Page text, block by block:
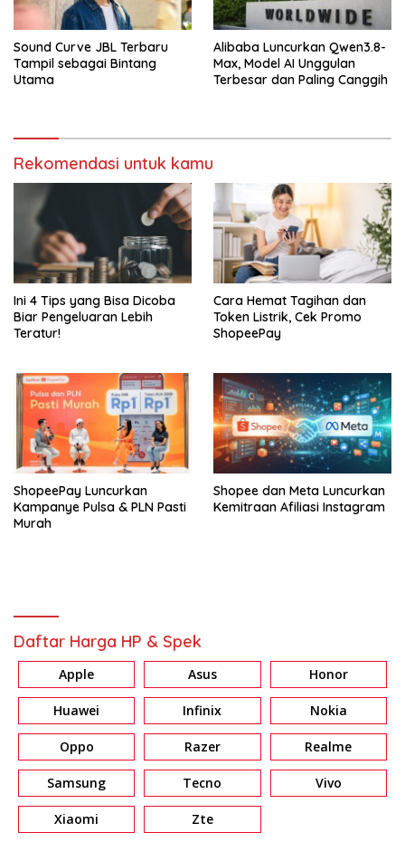
Sound Curve JBL Terbaru
Tampil sebagai Bintang
Utama
Alibaba Luncurkan Qwen3.8-
Max, Model AI Unggulan
Terbesar dan Paling Canggih
Rekomendasi untuk kamu
Ini 4 Tips yang Bisa Dicoba
Biar Pengeluaran Lebih
Teratur!
Cara Hemat Tagihan dan
Token Listrik, Cek Promo
ShopeePay
ShopeePay Luncurkan
Kampanye Pulsa & PLN Pasti
Murah
Shopee dan Meta Luncurkan
Kemitraan Afiliasi Instagram
Daftar Harga HP & Spek
Apple Asus Honor
Huawei Infinix Nokia
Oppo Razer Realme
Samsung Tecno Vivo
Xiaomi Zte